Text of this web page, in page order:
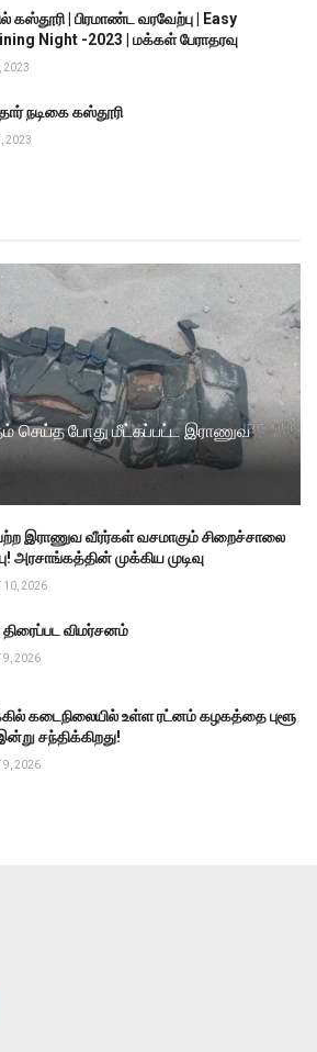
கஸ்தூரி | பிரமாண்ட வரவேற்பு | Easy
Night -2023 | மக்கள் பேராதரவு
2023
நடிகை கஸ்தூரி
2023
செய்த போது மீட்கப்பட்ட இராணுவ
இராணுவ வீரர்கள் வசமாகும் சிறைச்சாலை
அரசாங்கத்தின் முக்கிய முடிவு
10, 2026
திரைப்பட விமர்சனம்
9, 2026
கடைநிலையில் உள்ள ரட்னம் கழகத்தை புளூ
சந்திக்கிறது!
9, 2026